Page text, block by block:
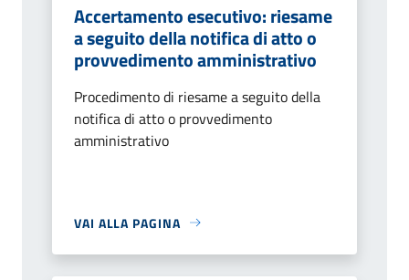
Accertamento esecutivo: riesame
a seguito della notifica di atto o
provvedimento amministrativo
Procedimento di riesame a seguito della
notifica di atto o provvedimento
amministrativo
VAI ALLA PAGINA